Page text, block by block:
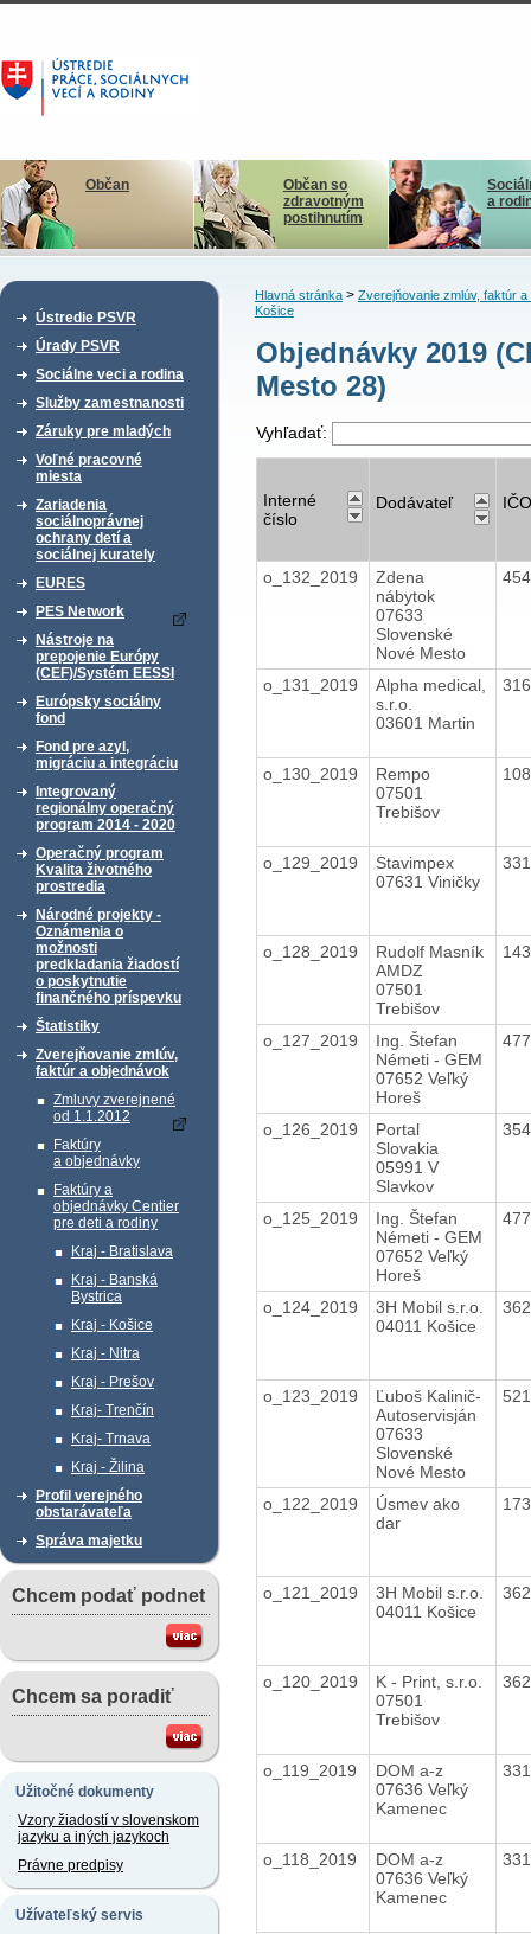
Občan
Občan so
zdravotným
postihnutím
a
Ústredie PSVR
Úrady PSVR
Sociálne veci a rodina
Služby zamestnanosti
Záruky pre mladých
Voľné pracovné
miesta
Zariadenia
sociálnoprávnej
ochrany detí a
sociálnej kurately
EURES
PES Network
Nástroje na
prepojenie Európy
(CEF)/Systém EESSI
Európsky sociálny
fond
Fond pre azyl,
migráciu a integráciu
Integrovaný
regionálny operačný
program 2014 - 2020
Operačný program
Kvalita životného
prostredia
Národné projekty -
Oznámenia o
možnosti
predkladania žiadostí
o poskytnutie
finančného príspevku
Štatistiky
Zverejňovanie zmlúv,
faktúr a objednávok
Zmluvy zverejnené
od 1.1.2012
Faktúry
a objednávky
Faktúry a
objednávky Centier
pre deti a rodiny
Kraj - Bratislava
Kraj - Banská
Bystrica
Kraj - Košice
Kraj - Nitra
Kraj - Prešov
Kraj- Trenčín
Kraj- Trnava
Kraj - Žilina
Profil verejného
obstarávateľa
Správa majetku
Chcem podať podnet
Chcem sa poradiť
Užitočné dokumenty
Vzory žiadostí v slovenskom
jazyku a iných jazykoch
Právne predpisy
Užívateľský servis
Hlavná stránka> Zverejňovanie zmlúv, faktúr a
Košice
Objednávky 2019
Mesto 28)
Vyhľadať:
Interné
číslo
Dodávateľ IČO
o_132_2019
Zdena
nábytok
07633
Slovenské
Nové Mesto
o_131_2019
Alpha medical,
s.r.o.
03601 Martin
o_130_2019
Rempo
07501
Trebišov
o_129_2019
Stavimpex
07631 Viničky
o_128_2019
Rudolf Masník
AMDZ
07501
Trebišov
o_127_2019
Ing. Štefan
Németi - GEM
07652 Veľký
Horeš
o_126_2019
Portal
Slovakia
05991 V
Slavkov
o_125_2019
Ing. Štefan
Németi - GEM
07652 Veľký
Horeš
o_124_2019
3H Mobil s.r.o.
04011 Košice
o_123_2019
Ľuboš Kalinič-
Autoservisján
07633
Slovenské
Nové Mesto
o_122_2019
Úsmev ako
dar
o_121_2019
3H Mobil s.r.o.
04011 Košice
o_120_2019
K - Print, s.r.o.
07501
Trebišov
o_119_2019
DOM a-z
07636 Veľký
Kamenec
o_118_2019
DOM a-z
07636 Veľký
Kamenec